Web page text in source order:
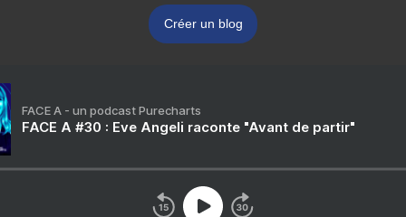
Créer un blog
FACE A - un podcast Purecharts
FACE A #30 : Eve Angeli raconte "Avant de partir"